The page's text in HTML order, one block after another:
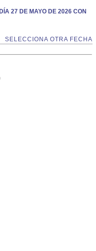
27 DE MAYO DE 2026 CON
SELECCIONA OTRA FECHA